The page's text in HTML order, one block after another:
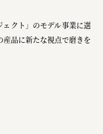
クト」のモデル事業に選
品に新たな視点で磨きを